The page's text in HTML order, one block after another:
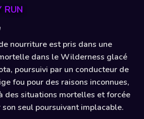
RUN
nourriture est pris dans une
dans le Wilderness glacé
poursuivi par un conducteur de
fou pour des raisons inconnues,
des situations mortelles et forcée
seul poursuivant implacable.